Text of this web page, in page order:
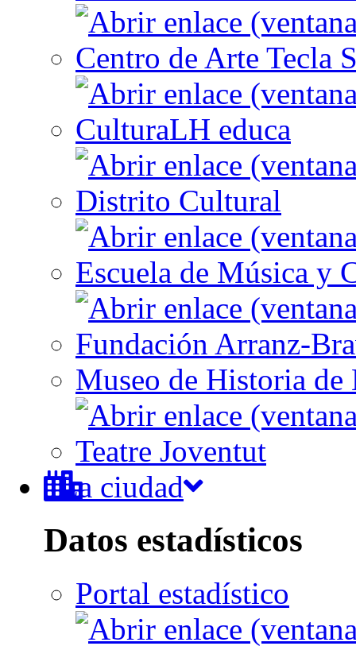
Centro de Arte Tecla
CulturaLH educa
Distrito Cultural
Escuela de Música y
Fundación Arranz-
Museo de Historia de
Teatre Joventut
La ciudad
Datos estadísticos
Portal estadístico